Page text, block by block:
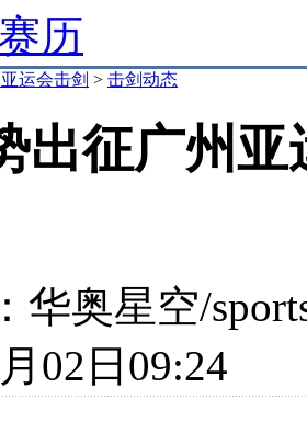
历
运会击剑 > 击剑动态
出征广州
华奥星空/
02日09:24